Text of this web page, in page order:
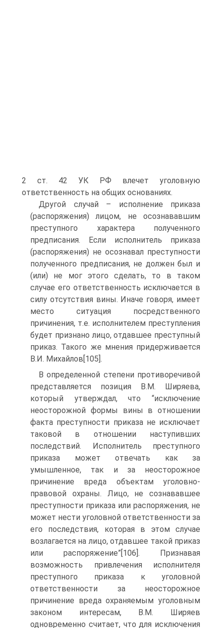
2 ст. 42 УК РФ влечет уголовную
ответственность на общих основаниях.
Другой случай – исполнение приказа
(распоряжения) лицом, не осознававшим
преступного характера полученного
предписания. Если исполнитель приказа
(распоряжения) не осознавал преступности
полученного предписания, не должен был и
(или) не мог этого сделать, то в таком
случае его ответственность исключается в
силу отсутствия вины. Иначе говоря, имеет
место ситуация посредственного
причинения, т.е. исполнителем преступления
будет признано лицо, отдавшее преступный
приказ. Такого же мнения придерживается
В.И. Михайлов[105].
В определенной степени противоречивой
представляется позиция В.М. Ширяева,
который утверждал, что “исключение
неосторожной формы вины в отношении
факта преступности приказа не исключает
таковой в отношении наступивших
последствий. Исполнитель преступного
приказа может отвечать как за
умышленное, так и за неосторожное
причинение вреда объектам уголовно-
правовой охраны. Лицо, не сознававшее
преступности приказа или распоряжения, не
может нести уголовной ответственности за
его последствия, которая в этом случае
возлагается на лицо, отдавшее такой приказ
или распоряжение”[106]. Признавая
возможность привлечения исполнителя
преступного приказа к уголовной
ответственности за неосторожное
причинение вреда охраняемым уголовным
законом интересам, В.М. Ширяев
одновременно считает, что для исключения